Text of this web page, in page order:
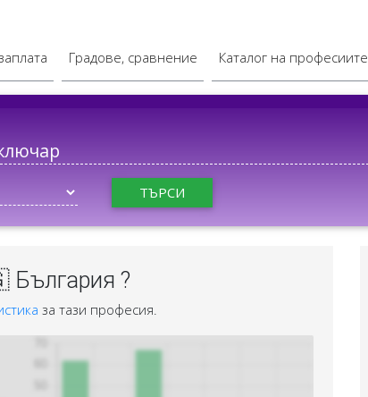
Градове, сравнение Каталог на професиите
ТЪРСИ
?
за тази професия.